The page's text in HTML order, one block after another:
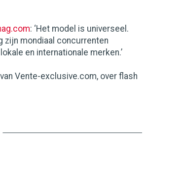
: ‘Het model is universeel.
zijn mondiaal concurrenten
en internationale merken.’
Vente-exclusive.com, over flash